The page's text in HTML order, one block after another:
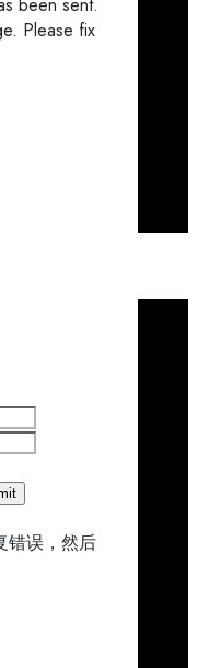
been sent.
Please fix
错误，然后